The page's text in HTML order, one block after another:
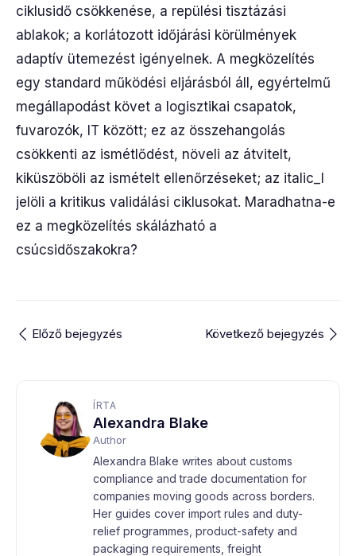
ciklusidő csökkenése, a repülési tisztázási
ablakok; a korlátozott időjárási körülmények
adaptív ütemezést igényelnek. A megközelítés
egy standard működési eljárásból áll, egyértelmű
megállapodást követ a logisztikai csapatok,
fuvarozók, IT között; ez az összehangolás
csökkenti az ismétlődést, növeli az átvitelt,
kiküszöböli az ismételt ellenőrzéseket; az italic_l
jelöli a kritikus validálási ciklusokat. Maradhatna-e
ez a megközelítés skálázható a
csúcsidőszakokra?
Előző bejegyzés Következő bejegyzés
ÍRTA
Alexandra Blake
Author
Alexandra Blake writes about customs
compliance and trade documentation for
companies moving goods across borders.
Her guides cover import rules and duty-
relief programmes, product-safety and
packaging requirements, freight